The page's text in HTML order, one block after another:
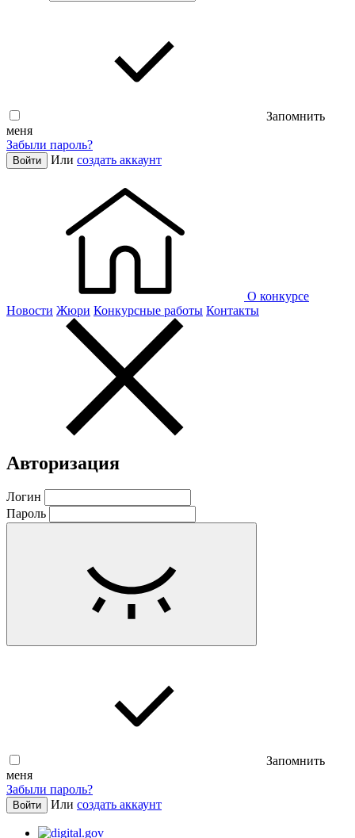
Запомнить
меня
Забыли пароль?
Войти Или создать аккаунт
О конкурсе
Новости Жюри Конкурсные работы Контакты
Авторизация
Логин
Пароль
Запомнить
меня
Забыли пароль?
Войти Или создать аккаунт